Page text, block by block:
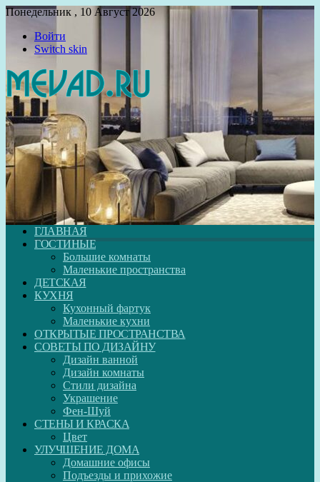
Понедельник , 10 Август 2026
Войти
Switch skin
ГЛАВНАЯ
ГОСТИНЫЕ
Большие комнаты
Маленькие пространства
ДЕТСКАЯ
КУХНЯ
Кухонный фартук
Маленькие кухни
ОТКРЫТЫЕ ПРОСТРАНСТВА
СОВЕТЫ ПО ДИЗАЙНУ
Дизайн ванной
Дизайн комнаты
Стили дизайна
Украшение
Фен-Шуй
СТЕНЫ И КРАСКА
Цвет
УЛУЧШЕНИЕ ДОМА
Домашние офисы
Подъезды и прихожие